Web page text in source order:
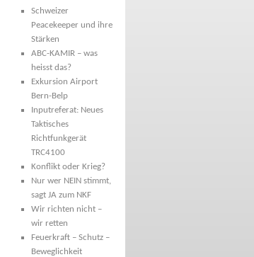
Schweizer
Peacekeeper und ihre
Stärken
ABC-KAMIR – was
heisst das?
Exkursion Airport
Bern-Belp
Inputreferat: Neues
Taktisches
Richtfunkgerät
TRC4100
Konflikt oder Krieg?
Nur wer NEIN stimmt,
sagt JA zum NKF
Wir richten nicht –
wir retten
Feuerkraft – Schutz –
Beweglichkeit